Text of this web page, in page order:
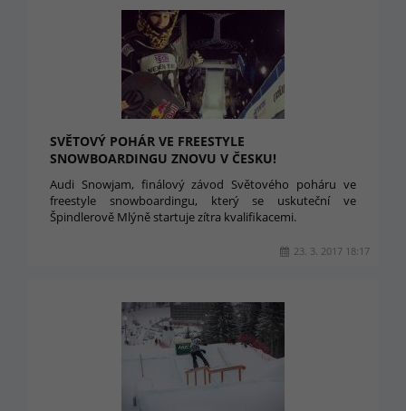
SVĚTOVÝ POHÁR VE FREESTYLE
SNOWBOARDINGU ZNOVU V ČESKU!
Audi Snowjam, finálový závod Světového poháru ve
freestyle snowboardingu, který se uskuteční ve
Špindlerově Mlýně startuje zítra kvalifikacemi.
23. 3. 2017 18:17